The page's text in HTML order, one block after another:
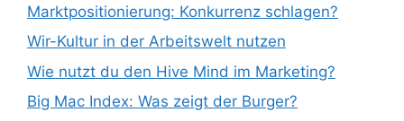
Marktpositionierung: Konkurrenz schlagen?
Wir-Kultur in der Arbeitswelt nutzen
Wie nutzt du den Hive Mind im Marketing?
Big Mac Index: Was zeigt der Burger?